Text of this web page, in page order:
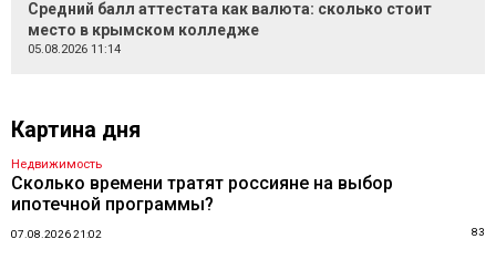
Средний балл аттестата как валюта: сколько стоит
место в крымском колледже
05.08.2026 11:14
Картина дня
Недвижимость
Сколько времени тратят россияне на выбор
ипотечной программы?
07.08.2026 21:02 83